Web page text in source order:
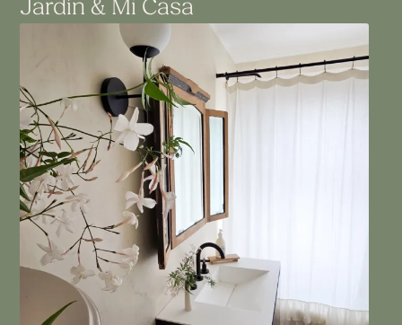
Jardín & Mi Casa